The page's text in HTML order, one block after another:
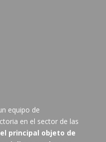
equipo de
en el sector de las
principal objeto de